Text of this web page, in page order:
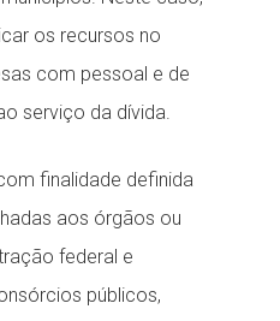
os recursos no
com pessoal e de
serviço da dívida.
finalidade definida
aos órgãos ou
federal e
públicos,